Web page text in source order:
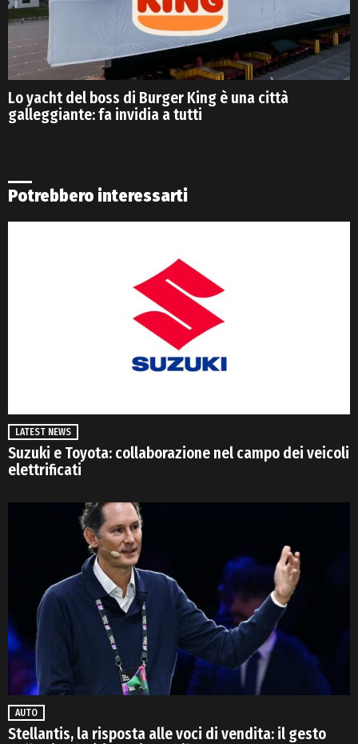
Lo yacht del boss di Burger King è una città
galleggiante: fa invidia a tutti
Potrebbero interessarti
LATEST NEWS
Suzuki e Toyota: collaborazione nel campo dei veicoli
elettrificati
AUTO
Stellantis, la risposta alle voci di vendita: il gesto